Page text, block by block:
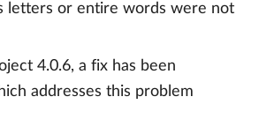
letters or entire words were not
4.0.6, a fix has been
addresses this problem